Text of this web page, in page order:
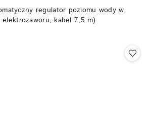
regulator poziomu wody w
kabel 7,5 m)